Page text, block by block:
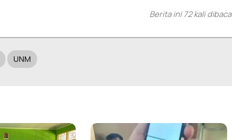
Berita ini 72 kali dibaca
UNM